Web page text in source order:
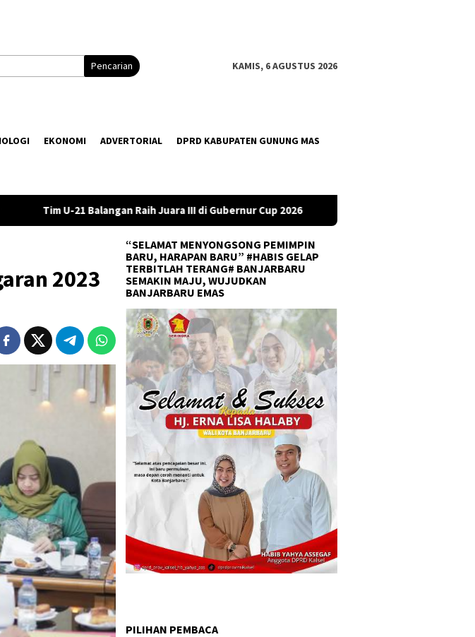
Pencarian KAMIS, 6 AGUSTUS 2026
EKONOMI ADVERTORIAL DPRD KABUPATEN GUNUNG MAS
Juara III di Gubernur Cup 2026 DPRD Tanah Bumbu Desak PLN Batulicin Transparan
2023
“SELAMAT MENYONGSONG PEMIMPIN
BARU, HARAPAN BARU” #HABIS GELAP
TERBITLAH TERANG# BANJARBARU
SEMAKIN MAJU, WUJUDKAN
BANJARBARU EMAS
PILIHAN PEMBACA